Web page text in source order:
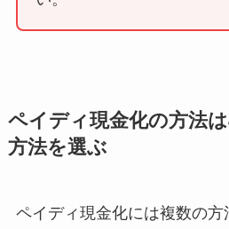
ペイディ現金化の方法
方法を選ぶ
ペイディ現金化には複数の方